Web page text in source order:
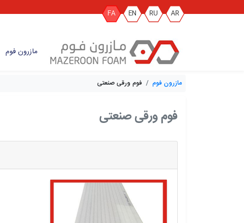
FA EN RU
AR
مازرون فوم
مازرون فوم فوم ورقی صنعتی
فوم ورقی صنعتی